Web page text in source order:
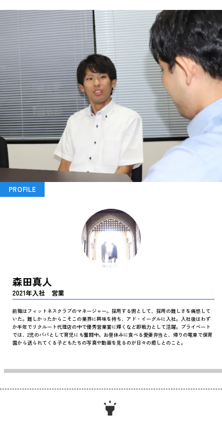
PROFILE
森田真人
2021年入社 営業
前職はフィットネスクラブのマネージャー。採用する側として、採用の難しさを痛感して
いた。難しかったからこそこの業界に興味を持ち、アド・イーグルに入社。入社後はわず
か半年でリクルート代理店の中で優秀営業賞に輝くなど即戦力として活躍。プライベート
では、2児のパパとして育児にも奮闘中。お昼休みに食べる愛妻弁当と、帰りの電車で保育
園から送られてくる子どもたちの写真や動画を見るのが日々の癒しとのこと。
highlight